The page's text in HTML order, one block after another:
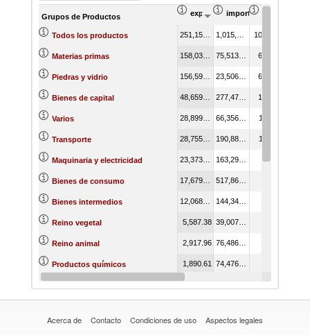
Grupos de Productos exportación Valor del comercio
importación Valor del
Todos los productos 100.00
Materias primas 62.92
Piedras y vidrio 62.35
Bienes de capital 19.37
Varios 11.51
Transporte 11.45
Maquinaria y electricidad 9.31
Bienes de consumo
Bienes intermedios
Reino vegetal 5,587.38
Reino animal 2,917.96
Productos químicos 1,890.61
0.50
Acerca de Contacto Condiciones de uso Aspectos legales